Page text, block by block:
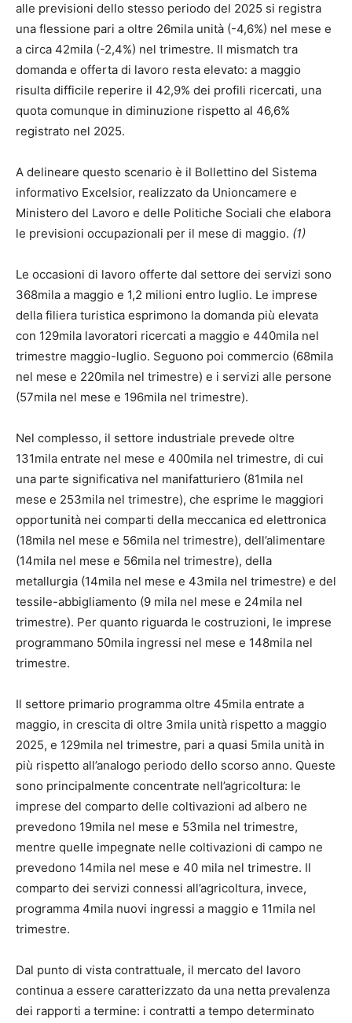
alle previsioni dello stesso periodo del 2025 si registra
una flessione pari a oltre 26mila unità (-4,6%) nel mese e
a circa 42mila (-2,4%) nel trimestre. Il mismatch tra
domanda e offerta di lavoro resta elevato: a maggio
risulta difficile reperire il 42,9% dei profili ricercati, una
quota comunque in diminuzione rispetto al 46,6%
registrato nel 2025.
A delineare questo scenario è il Bollettino del Sistema
informativo Excelsior, realizzato da Unioncamere e
Ministero del Lavoro e delle Politiche Sociali che elabora
le previsioni occupazionali per il mese di maggio. (1)
Le occasioni di lavoro offerte dal settore dei servizi sono
368mila a maggio e 1,2 milioni entro luglio. Le imprese
della filiera turistica esprimono la domanda più elevata
con 129mila lavoratori ricercati a maggio e 440mila nel
trimestre maggio-luglio. Seguono poi commercio (68mila
nel mese e 220mila nel trimestre) e i servizi alle persone
(57mila nel mese e 196mila nel trimestre).
Nel complesso, il settore industriale prevede oltre
131mila entrate nel mese e 400mila nel trimestre, di cui
una parte significativa nel manifatturiero (81mila nel
mese e 253mila nel trimestre), che esprime le maggiori
opportunità nei comparti della meccanica ed elettronica
(18mila nel mese e 56mila nel trimestre), dell’alimentare
(14mila nel mese e 56mila nel trimestre), della
metallurgia (14mila nel mese e 43mila nel trimestre) e del
tessile-abbigliamento (9 mila nel mese e 24mila nel
trimestre). Per quanto riguarda le costruzioni, le imprese
programmano 50mila ingressi nel mese e 148mila nel
trimestre.
Il settore primario programma oltre 45mila entrate a
maggio, in crescita di oltre 3mila unità rispetto a maggio
2025, e 129mila nel trimestre, pari a quasi 5mila unità in
più rispetto all’analogo periodo dello scorso anno. Queste
sono principalmente concentrate nell’agricoltura: le
imprese del comparto delle coltivazioni ad albero ne
prevedono 19mila nel mese e 53mila nel trimestre,
mentre quelle impegnate nelle coltivazioni di campo ne
prevedono 14mila nel mese e 40 mila nel trimestre. Il
comparto dei servizi connessi all’agricoltura, invece,
programma 4mila nuovi ingressi a maggio e 11mila nel
trimestre.
Dal punto di vista contrattuale, il mercato del lavoro
continua a essere caratterizzato da una netta prevalenza
dei rapporti a termine: i contratti a tempo determinato